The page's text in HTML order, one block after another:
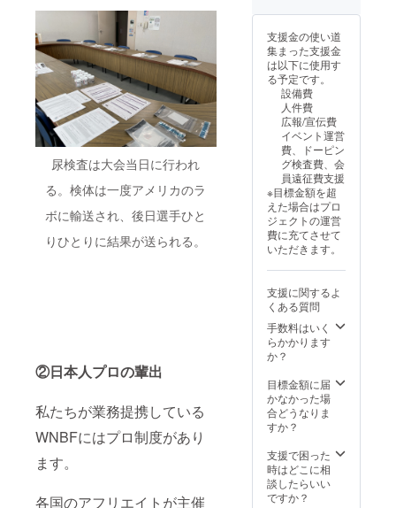
尿検査は大会当日に行われ
る。検体は一度アメリカのラ
ボに輸送され、後日選手ひと
りひとりに結果が送られる。
②日本人プロの輩出
私たちが業務提携している
WNBFにはプロ制度があり
ます。
各国のアフリエイトが主催
支援金の使い道
集まった支援金
は以下に使用す
る予定です。
設備費
人件費
広報/宣伝費
イベント運営
費、ドーピン
グ検査費、会
員遠征費支援
※目標金額を超
えた場合はプロ
ジェクトの運営
費に充てさせて
いただきます。
支援に関するよ
くある質問
手数料はいく
らかかります
か？
目標金額に届
かなかった場
合どうなりま
すか？
支援で困った
時はどこに相
談したらいい
ですか？